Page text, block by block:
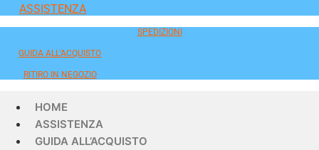
ASSISTENZA
SPEDIZIONI
GUIDA ALL'ACQUISTO
RITIRO IN NEGOZIO
HOME
ASSISTENZA
GUIDA ALL’ACQUISTO